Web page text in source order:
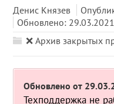
Денис Князев
Обновлено: 29.03.2021
❌ Архив закрытых
Обновлено от
Техподдержка не